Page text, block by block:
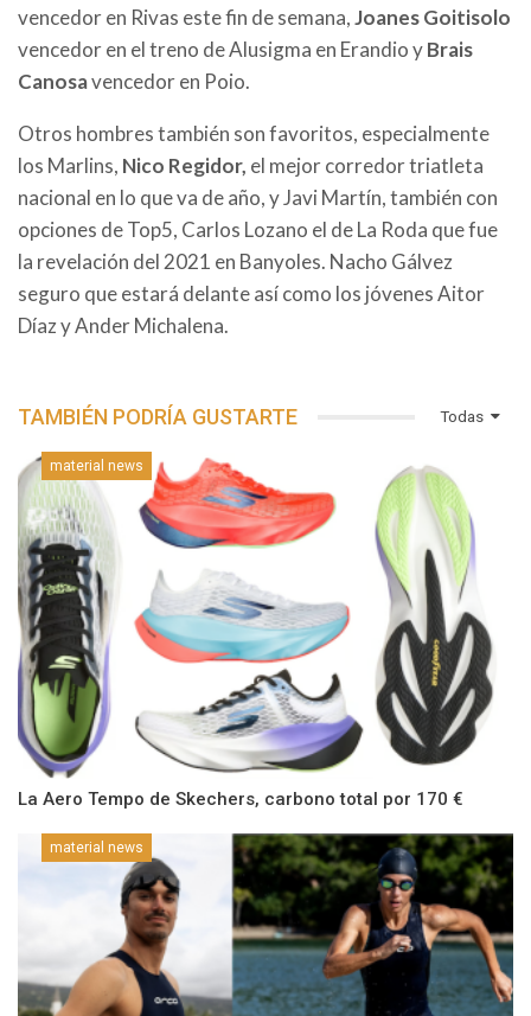
vencedor en Rivas este fin de semana,Joanes Goitisolo
vencedor en el treno de Alusigma en Erandio yBrais
Canosavencedor en Poio.
Otros hombres también son favoritos, especialmente
los Marlins, Nico Regidor, el mejor corredor triatleta
nacional en lo que va de año, y Javi Martín, también con
opciones de Top5, Carlos Lozano el de La Roda que fue
la revelación del 2021 en Banyoles. Nacho Gálvez
seguro que estará delante así como los jóvenes Aitor
Díaz y Ander Michalena.
Todas
TAMBIÉN PODRÍA GUSTARTE
material news
La Aero Tempo de Skechers, carbono total por 170 €
material news